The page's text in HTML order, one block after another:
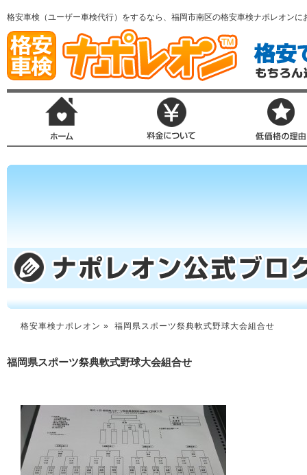
格安車検（ユーザー車検代行）をするなら、福岡市南区の格安車検ナポレオンに
格安車検ナポレオン » 福岡県スポーツ祭典軟式野球大会組合せ
福岡県スポーツ祭典軟式野球大会組合せ